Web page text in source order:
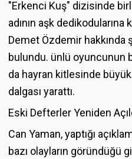
"Erkenci Kuş" dizisinde
adının aşk dedikodularına
Demet Özdemir hakkında
bulundu. ünlü oyuncunun
da hayran kitlesinde büyük
dalgası yarattı.
Eski Defterler Yeniden
Can Yaman, yaptığı
bazı olayların göründüğü